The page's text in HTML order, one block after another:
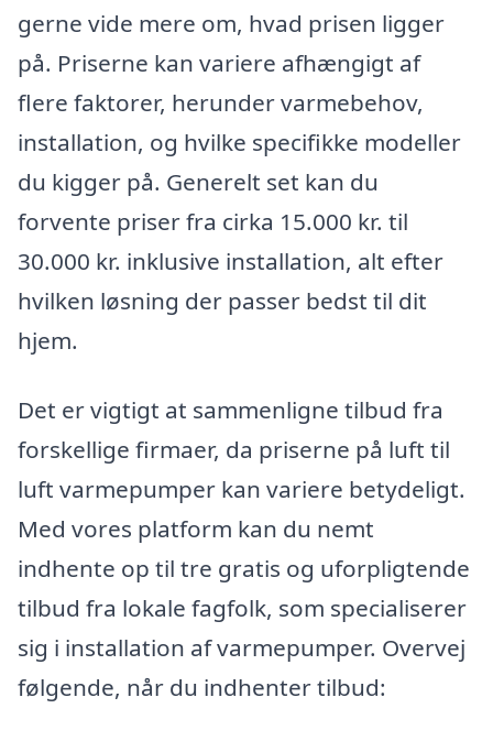
gerne vide mere om, hvad prisen ligger
på. Priserne kan variere afhængigt af
flere faktorer, herunder varmebehov,
installation, og hvilke specifikke modeller
du kigger på. Generelt set kan du
forvente priser fra cirka 15.000 kr. til
30.000 kr. inklusive installation, alt efter
hvilken løsning der passer bedst til dit
hjem.
Det er vigtigt at sammenligne tilbud fra
forskellige firmaer, da priserne på luft til
luft varmepumper kan variere betydeligt.
Med vores platform kan du nemt
indhente op til tre gratis og uforpligtende
tilbud fra lokale fagfolk, som specialiserer
sig i installation af varmepumper. Overvej
følgende, når du indhenter tilbud: